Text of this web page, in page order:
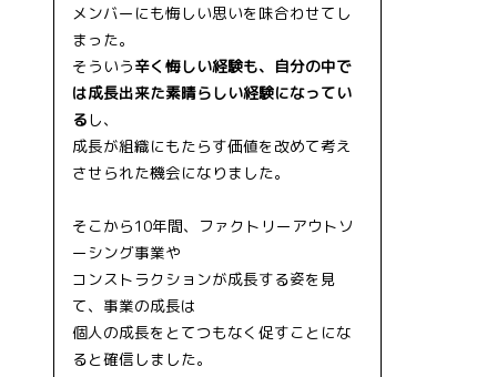
メンバーにも悔しい思いを味合わせてし
まった。
そういう辛く悔しい経験も、自分の中で
は成長出来た素晴らしい経験になってい
るし、
成長が組織にもたらす価値を改めて考え
させられた機会になりました。
そこから10年間、ファクトリーアウトソ
ーシング事業や
コンストラクションが成長する姿を見
て、事業の成長は
個人の成長をとてつもなく促すことにな
ると確信しました。